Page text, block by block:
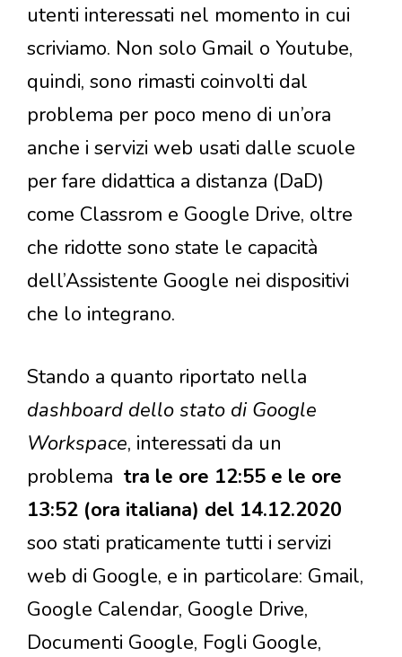
utenti interessati nel momento in cui
scriviamo. Non solo Gmail o Youtube,
quindi, sono rimasti coinvolti dal
problema per poco meno di un’ora
anche i servizi web usati dalle scuole
per fare didattica a distanza (DaD)
come Classrom e Google Drive, oltre
che ridotte sono state le capacità
dell’Assistente Google nei dispositivi
che lo integrano.
Stando a quanto riportato nella
dashboard dello stato di Google
Workspace, interessati da un
problema tra le ore 12:55 e le ore
13:52 (ora italiana) del 14.12.2020
soo stati praticamente tutti i servizi
web di Google, e in particolare: Gmail,
Google Calendar, Google Drive,
Documenti Google, Fogli Google,